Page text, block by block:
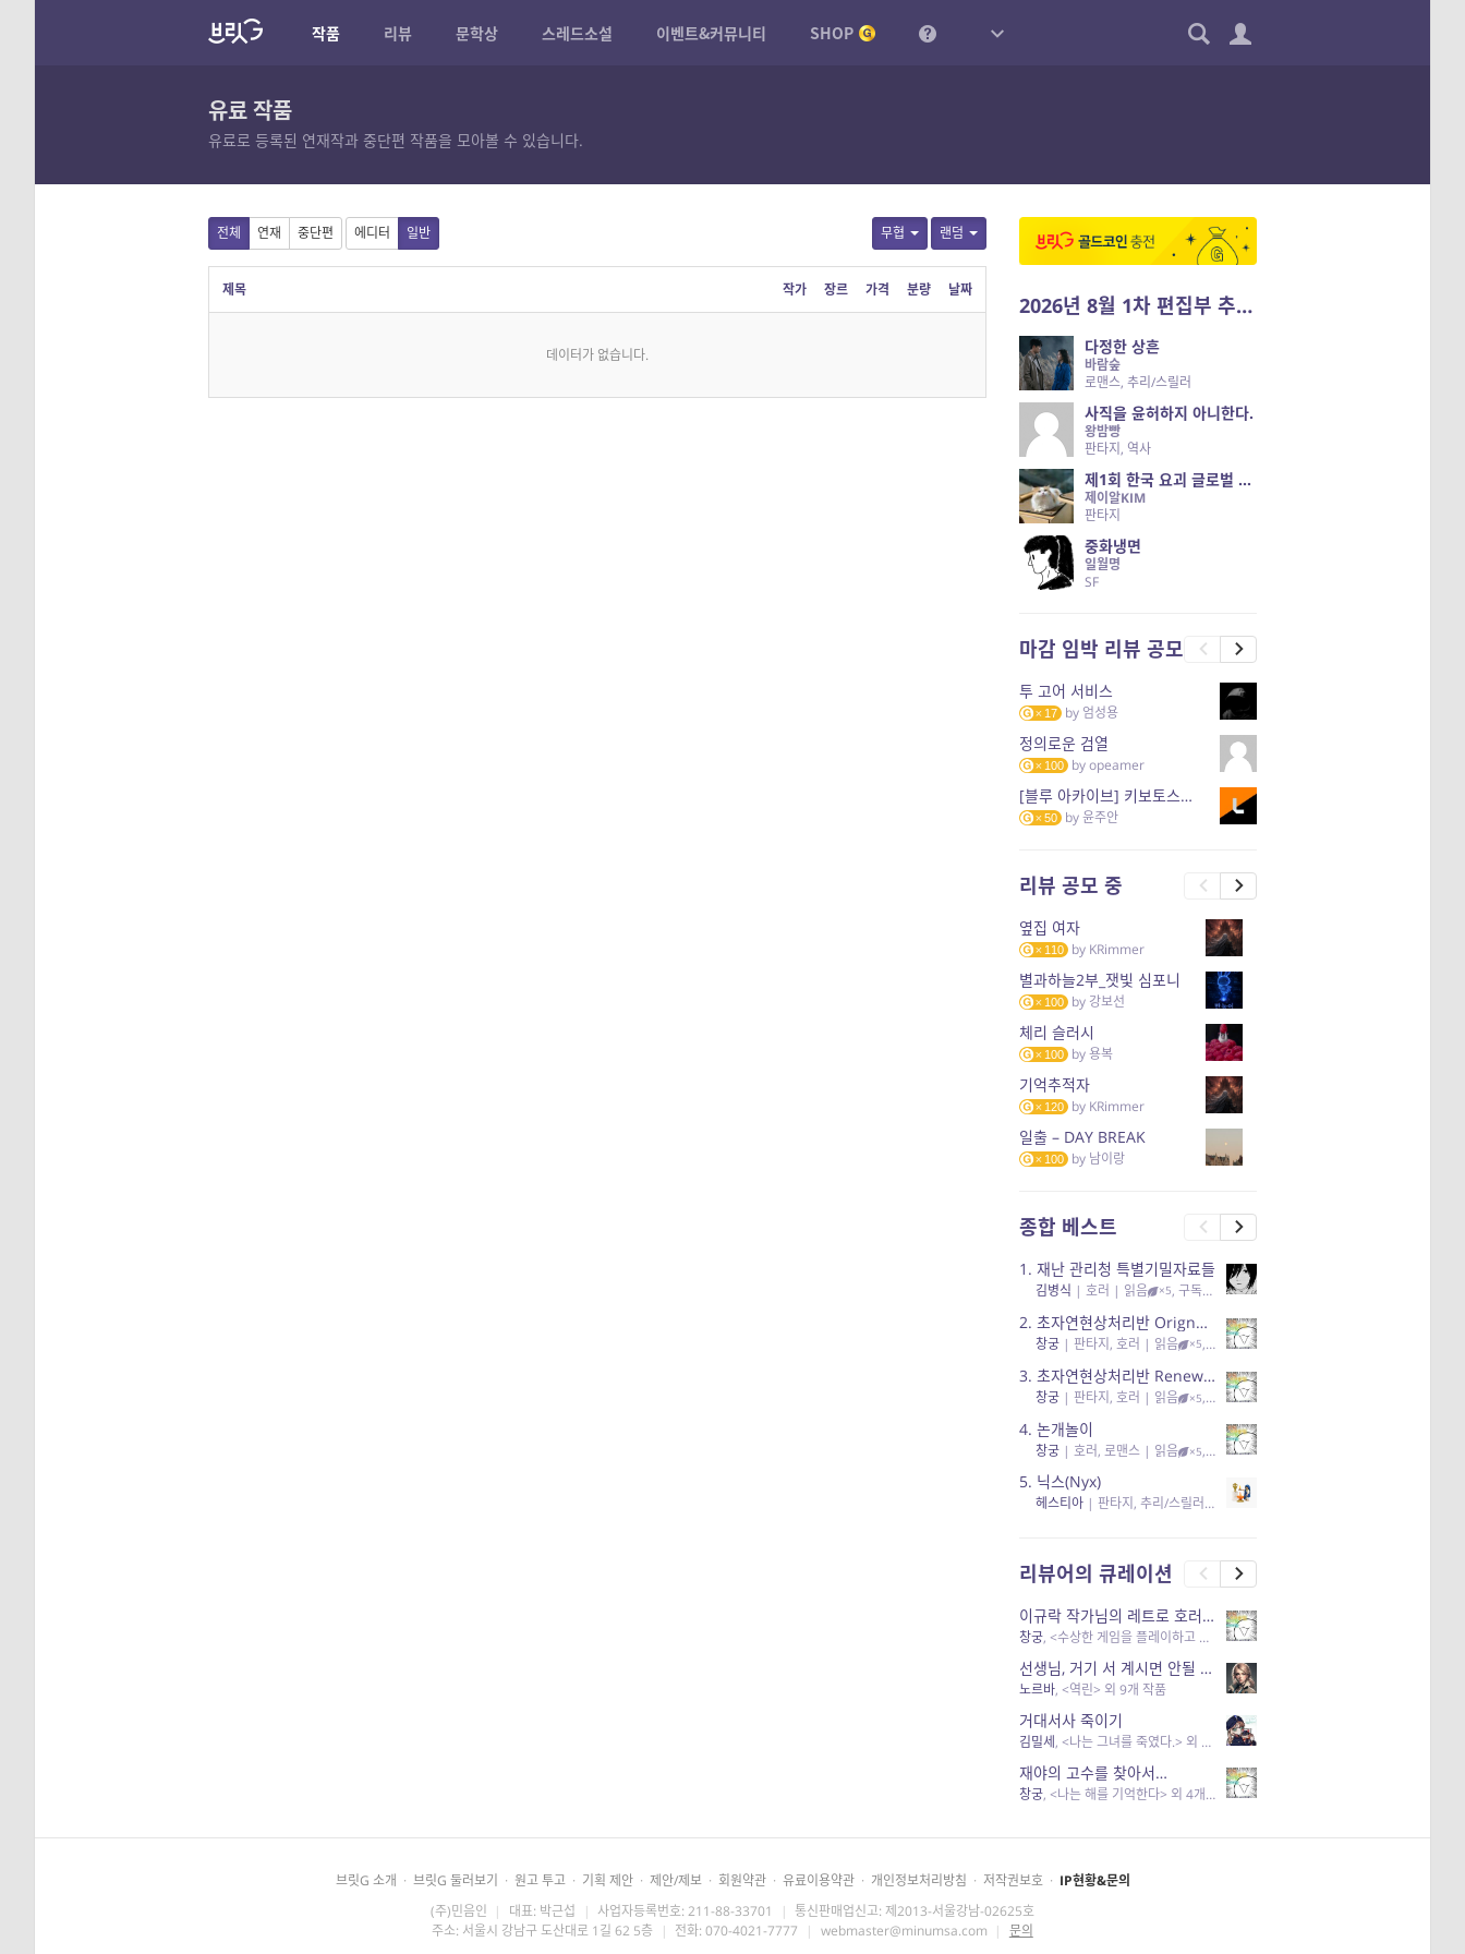
작품 리뷰 문학상 스레드소설 이벤트&커뮤니티 SHOP
유료 작품
유료로 등록된 연재작과 중단편 작품을 모아볼 수 있습니다.
무협 랜덤
전체 연재 중단편 에디터 일반
제목 작가 장르 가격 분량 날짜
데이터가 없습니다.
2026년 8월 1차 편집부 추천작
다정한 상흔
바람숲
로맨스, 추리/스릴러
사직을 윤허하지 아니한다.
왕밤빵
판타지, 역사
제1회 한국 요괴 글로벌 진출 공개 오디션 시즌 2 — 나는 요괴다
제이알KIM
판타지
중화냉면
일월명
SF
마감 임박 리뷰 공모
투 고어 서비스
17 by 엄성용
정의로운 검열
100 byopeamer
[블루 아카이브] 키보토스의 한미관계
50 by윤주안
리뷰 공모 중
옆집 여자
110 by KRimmer
별과하늘2부_잿빛 심포니
100 by 강보선
체리 슬러시
100 by용복
기억추적자
120 by KRimmer
일출 – DAY BREAK
100 by 남이랑
종합 베스트
1. 재난 관리청 특별기밀자료들
김병식 | 호러 | 읽음 ×5, 구독 , 응원96, 리뷰3
2. 초자연현상처리반 Orignal + True Ending
창궁 | 판타지, 호러 | 읽음 ×5, 구독 , 응원6
3. 초자연현상처리반 Renewal
창궁 | 판타지, 호러 | 읽음 ×5, 구독 , 응원82, 리뷰4
4. 논개놀이
창궁 | 호러, 로맨스 | 읽음 ×5, 공감11, 응원25
5. 닉스(Nyx)
헤스티아 | 판타지, 추리/스릴러| 읽음
리뷰어의 큐레이션
이규락 작가님의 레트로 호러 리뷰
창궁, <수상한 게임을 플레이하고 있어> 외 3개 작품
선생님, 거기 서 계시면 안될 것 같은데요-역할 클리셰를 비튼 작품들
노르바, <역린> 외 9개 작품
거대서사 죽이기
김밀세, <나는 그녀를 죽였다.> 외 1개 작품
재야의 고수를 찾아서…
창궁, <나는 해를 기억한다> 외 4개 작품
브릿G 소개 · 브릿G 둘러보기 · 원고 투고 · 기획 제안 · 제안/제보 · 회원약관 · 유료이용약관 · 개인정보처리방침 · 저작권보호 · IP현황&문의
(주)민음인 | 대표: 박근섭 | 사업자등록번호: 211-88-33701 | 통신판매업신고: 제2013-서울강남-02625호
주소: 서울시 강남구 도산대로 1길 62 5층 | 전화: 070-4021-7777 | webmaster@minumsa.com | 문의